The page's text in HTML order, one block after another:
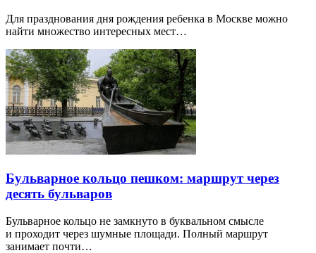
Для празднования дня рождения ребенка в Москве можно
найти множество интересных мест…
Бульварное кольцо пешком: маршрут через
десять бульваров
Бульварное кольцо не замкнуто в буквальном смысле
и проходит через шумные площади. Полный маршрут
занимает почти…